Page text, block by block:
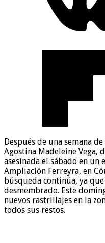
Después de una semana
Agostina Madeleine Vega,
asesinada el sábado en
Ampliación Ferreyra, en
búsqueda continúa, ya
desmembrado. Este
nuevos rastrillajes en la
todos sus restos.